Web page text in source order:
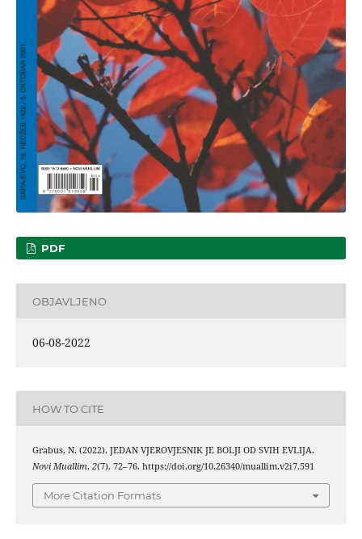
PDF
OBJAVLJENO
06-08-2022
HOW TO CITE
Grabus, N. (2022). JEDAN VJEROVJESNIK JE BOLJI OD SVIH EVLIJA.
Novi Muallim, 2(7), 72–76. https://doi.org/10.26340/muallim.v2i7.591
More Citation Formats